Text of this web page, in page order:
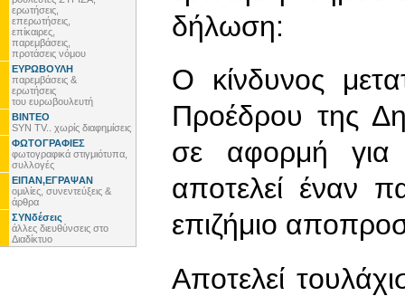
ερωτήσεις,
επερωτήσεις,
επίκαιρες,
παρεμβάσεις,
προτάσεις νόμου
ΕΥΡΩΒΟΥΛΗ
παρεμβάσεις &
ερωτήσεις
του ευρωβουλευτή
ΒΙΝΤΕΟ
SYN TV.. χωρίς διαφημίσεις
ΦΩΤΟΓΡΑΦΙΕΣ
φωτογραφικά στιγμιότυπα,
συλλογές
ΕΙΠΑΝ,ΕΓΡΑΨΑΝ
ομιλίες, συνεντεύξεις &
άρθρα
ΣΥΝδέσεις
άλλες διευθύνσεις στο
Διαδίκτυο
δήλωση:
Ο κίνδυνος
Προέδρου της
σε αφορμή
αποτελεί έναν
επιζήμιο
Αποτελεί